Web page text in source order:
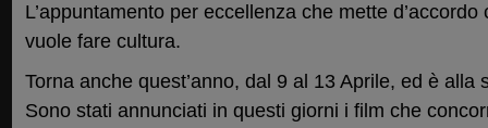
L’appuntamento per eccellenza che mette
vuole fare cultura.
Torna anche quest’anno, dal 9 al 13 Aprile, ed è alla
Sono stati annunciati in questi giorni i film che